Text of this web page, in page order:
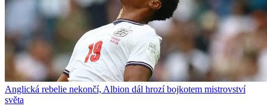
Anglická rebelie nekončí, Albion dál hrozí bojkotem mistrovství
světa